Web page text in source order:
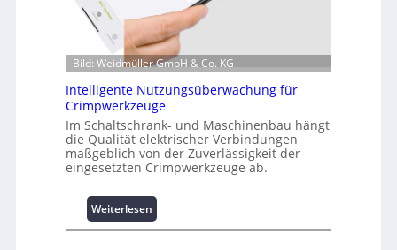
t
i
o
n
u
m
L
a
s
s
p
i
Bild: Weidmüller GmbH & Co. KG
Intelligente Nutzungsüberwachung für
Crimpwerkzeuge
Im Schaltschrank- und Maschinenbau hängt
die Qualität elektrischer Verbindungen
maßgeblich von der Zuverlässigkeit der
eingesetzten Crimpwerkzeuge ab.
Weiterlesen:
I